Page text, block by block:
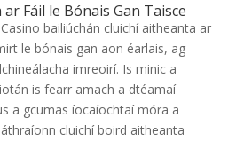
Fáil le Bónais Gan Taisce
bailiúchán cluichí aitheanta ar
le bónais gan aon éarlais, ag
imreoirí. Is minic a
is fearr amach a dtéamaí
a gcumas íocaíochtaí móra a
cluichí boird aitheanta